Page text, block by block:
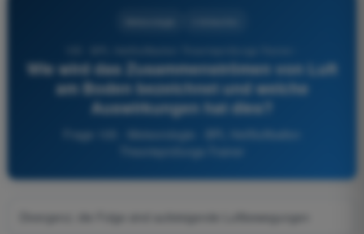
Wie wird das Zusammenströmen von Luft
am Boden bezeichnet und welche
Auswirkungen hat dies?
Frage 105 - Meteorologie - BPL Heißluftballon